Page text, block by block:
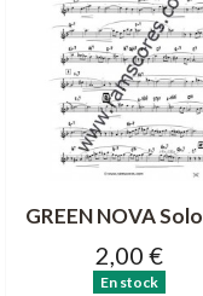
GREEN NOVA
2,00 €
En stock